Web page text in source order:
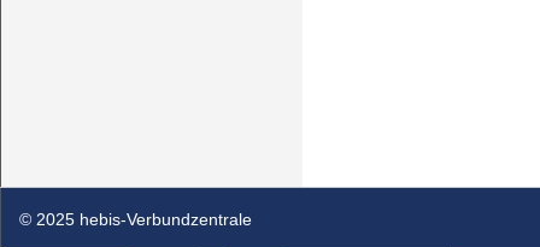
© 2025 hebis-Verbundzentrale